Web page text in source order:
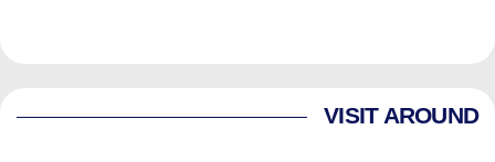
VISIT AROUND